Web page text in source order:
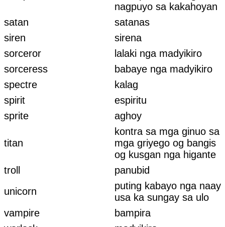
nagpuyo sa kakahoyan
satan
satanas
siren
sirena
sorceror
lalaki nga madyikiro
sorceress
babaye nga madyikiro
spectre
kalag
spirit
espiritu
sprite
aghoy
titan
kontra sa mga ginuo sa
mga griyego og bangis
og kusgan nga higante
troll
panubid
unicorn
puting kabayo nga naay
usa ka sungay sa ulo
vampire
bampira